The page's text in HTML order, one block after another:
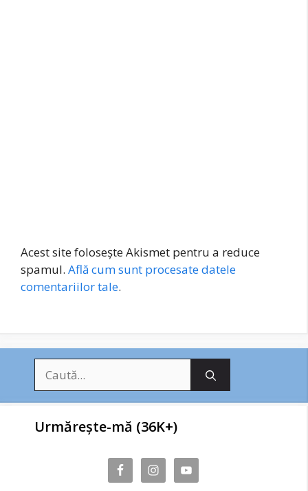
Acest site folosește Akismet pentru a reduce
spamul. Află cum sunt procesate datele
comentariilor tale.
după:
Urmărește-mă (36K+)